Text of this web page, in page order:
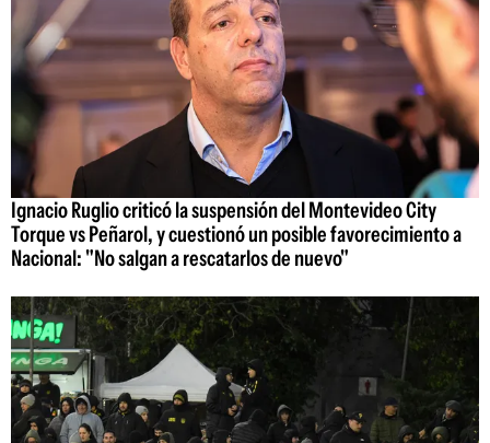
Ignacio Ruglio criticó la suspensión del Montevideo City
Torque vs Peñarol, y cuestionó un posible favorecimiento a
Nacional: "No salgan a rescatarlos de nuevo"